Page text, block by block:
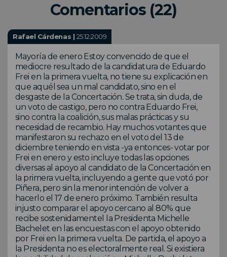
Comentarios (22)
Rafael Cárdenas | 25.12.2009
Mayoría de enero Estoy convencido de que el
mediocre resultado de la candidatura de Eduardo
Frei en la primera vuelta, no tiene su explicación en
que aquél sea un mal candidato, sino en el
desgaste de la Concertación. Se trata, sin duda, de
un voto de castigo, pero no contra Eduardo Frei,
sino contra la coalición, sus malas prácticas y su
necesidad de recambio. Hay muchos votantes que
manifestaron su rechazo en el voto del 13 de
diciembre teniendo en vista -ya entonces- votar por
Frei en enero y esto incluye todas las opciones
diversas al apoyo al candidato de la Concertación en
la primera vuelta, incluyendo a gente que votó por
Piñera, pero sin la menor intención de volver a
hacerlo el 17 de enero próximo. También resulta
injusto comparar el apoyo cercano al 80% que
recibe sostenidamentel la Presidenta Michelle
Bachelet en las encuestas con el apoyo obtenido
por Frei en la primera vuelta. De partida, el apoyo a
la Presidenta no es electoralmente real. Si existiera